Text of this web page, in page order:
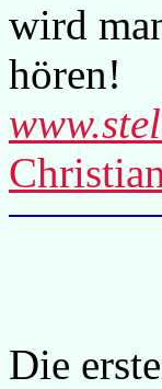
wird
hören!
Die